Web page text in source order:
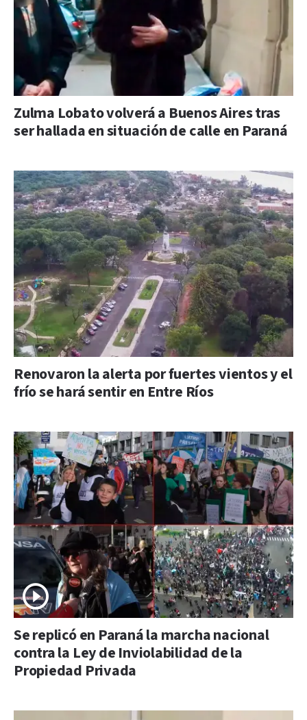
Zulma Lobato volverá a Buenos Aires tras
ser hallada en situación de calle en Paraná
Renovaron la alerta por fuertes vientos y el
frío se hará sentir en Entre Ríos
Se replicó en Paraná la marcha nacional
contra la Ley de Inviolabilidad de la
Propiedad Privada